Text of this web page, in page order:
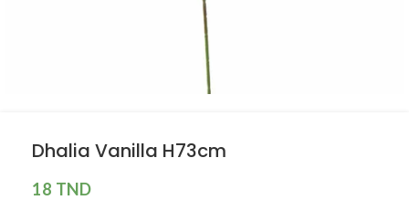
Dhalia Vanilla H73cm
18 TND